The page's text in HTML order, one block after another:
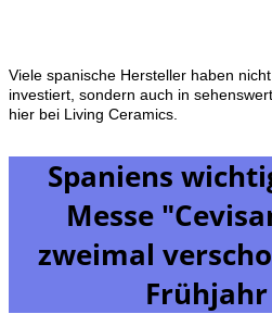
Viele spanische Hersteller haben
investiert, sondern auch in
hier bei Living Ceramics.
Spaniens
Messe
zweimal
Frühjahr